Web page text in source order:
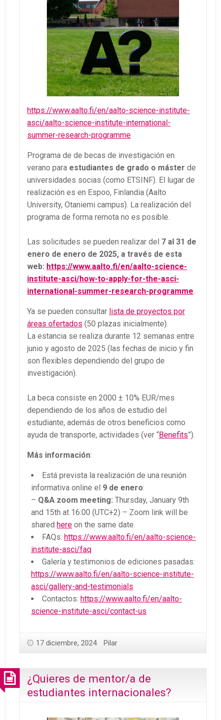
https://www.aalto.fi/en/aalto-science-institute-
asci/aalto-science-institute-international-
summer-research-programme
Programa de de becas de investigación en
verano para estudiantes de grado o máster de
universidades socias (como ETSINF). El lugar de
realización es en Espoo, Finlandia (Aalto
University, Otaniemi campus). La realización del
programa de forma remota no es posible.
Las solicitudes se pueden realizar del 7 al 31 de
enero de enero de 2025, a través de esta
web: https://www.aalto.fi/en/aalto-science-
institute-asci/how-to-apply-for-the-asci-
international-summer-research-programme
Ya se pueden consultar lista de proyectos por
áreas ofertados (50 plazas inicialmente).
La estancia se realiza durante 12 semanas entre
junio y agosto de 2025 (las fechas de inicio y fin
son flexibles dependiendo del grupo de
investigación).
La beca consiste en 2000 ± 10% EUR/mes
dependiendo de los años de estudio del
estudiante, además de otros beneficios como
ayuda de transporte, actividades (ver “Benefits”).
Más información:
Está prevista la realización de una reunión
informativa online el 9 de enero:
– Q&A zoom meeting: Thursday, January 9th
and 15th at 16:00 (UTC+2) – Zoom link will be
shared here on the same date.
FAQs: https://www.aalto.fi/en/aalto-science-
institute-asci/faq
Galería y testimonios de ediciones pasadas:
https://www.aalto.fi/en/aalto-science-institute-
asci/gallery-and-testimonials
Contactos: https://www.aalto.fi/en/aalto-
science-institute-asci/contact-us
17 diciembre, 2024 Pilar
¿Quieres de mentor/a de
estudiantes internacionales?